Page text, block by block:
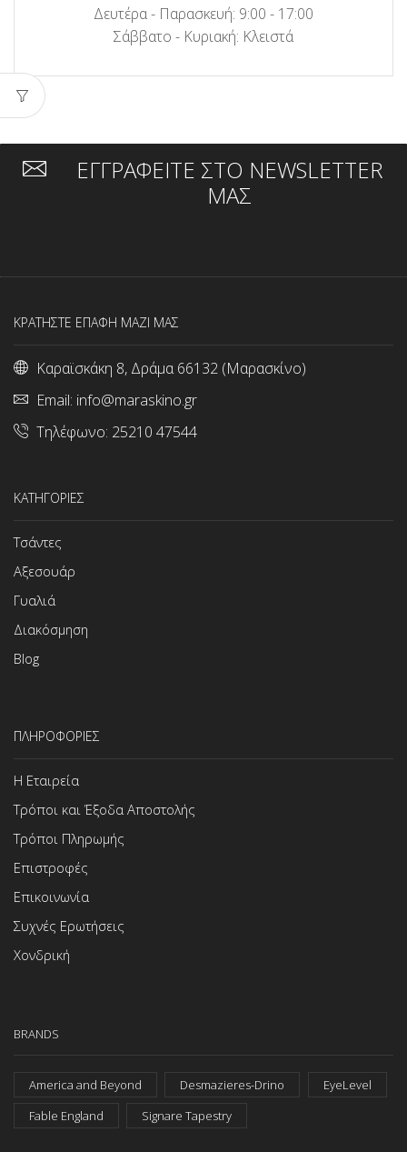
Δευτέρα - Παρασκευή: 9:00 - 17:00
Σάββατο - Κυριακή: Κλειστά
ΕΓΓΡΑΦΕΙΤΕ ΣΤΟ NEWSLETTER
ΜΑΣ
ΚΡΑΤΗΣΤΕ ΕΠΑΦΗ ΜΑΖΙ ΜΑΣ
Καραϊσκάκη 8, Δράμα 66132 (Μαρασκίνο)
Email: info@maraskino.gr
Τηλέφωνο: 25210 47544
ΚΑΤΗΓΟΡΙΕΣ
Τσάντες
Αξεσουάρ
Γυαλιά
Διακόσμηση
Blog
ΠΛΗΡΟΦΟΡΙΕΣ
Η Εταιρεία
Τρόποι και Έξοδα Αποστολής
Τρόποι Πληρωμής
Επιστροφές
Επικοινωνία
Συχνές Ερωτήσεις
Χονδρική
BRANDS
America and Beyond Desmazieres-Drino
EyeLevel
Fable England
Signare Tapestry